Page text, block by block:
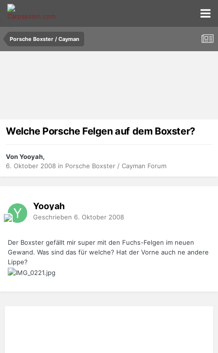
Porsche Boxster / Cayman
Welche Porsche Felgen auf dem Boxster?
Von Yooyah,
6. Oktober 2008 in Porsche Boxster / Cayman Forum
Yooyah
Geschrieben 6. Oktober 2008
Der Boxster gefällt mir super mit den Fuchs-Felgen im neuen
Gewand. Was sind das für welche? Hat der Vorne auch ne andere
Lippe?